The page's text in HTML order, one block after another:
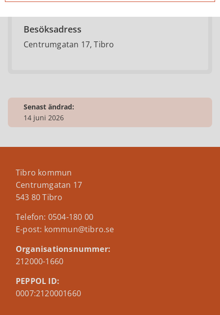
Besöksadress
Centrumgatan 17, Tibro
Senast ändrad:
14 juni 2026
Tibro kommun
Centrumgatan 17
543 80 Tibro
Telefon: 0504-180 00
E-post: kommun@tibro.se
Organisationsnummer:
212000-1660
PEPPOL ID:
0007:2120001660